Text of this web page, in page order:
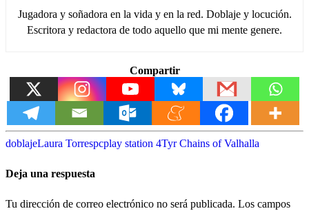
Jugadora y soñadora en la vida y en la red. Doblaje y locución.
Escritora y redactora de todo aquello que mi mente genere.
Compartir
doblajeLaura Torrespcplay station 4Tyr Chains of Valhalla
Deja una respuesta
Tu dirección de correo electrónico no será publicada. Los campos